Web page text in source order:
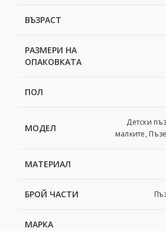
ВЪЗРАСТ
РАЗМЕРИ НА
ОПАКОВКАТА
ПОЛ
МОДЕЛ
Детски
малките,
МАТЕРИАЛ
БРОЙ ЧАСТИ
МАРКА